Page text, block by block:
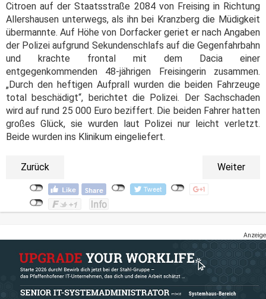
Citroen auf der Staatsstraße 2084 von Freising in Richtung
Allershausen unterwegs, als ihn bei Kranzberg die Müdigkeit
übermannte. Auf Höhe von Dorfacker geriet er nach Angaben
der Polizei aufgrund Sekundenschlafs auf die Gegenfahrbahn
und krachte frontal mit dem Dacia einer
entgegenkommenden 48-jährigen Freisingerin zusammen.
„Durch den heftigen Aufprall wurden die beiden Fahrzeuge
total beschädigt“, berichtet die Polizei. Der Sachschaden
wird auf rund 25 000 Euro beziffert. Die beiden Fahrer hatten
großes Glück, sie wurden laut Polizei nur leicht verletzt.
Beide wurden ins Klinikum eingeliefert.
Zurück Weiter
Anzeige